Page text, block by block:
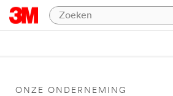
ONZE ONDERNEMING